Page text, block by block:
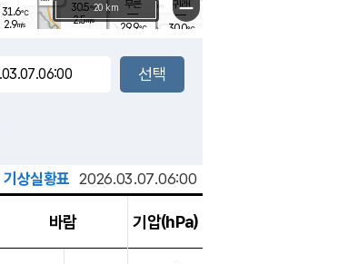
mm
부론
29.9℃
30.5℃
2.5m/s
장호원
m/s
귀래
30.0℃
31.6℃
2.9m/s
−
20 km
기상실황표 2026.03.07.06:00
바람 기압(hPa)